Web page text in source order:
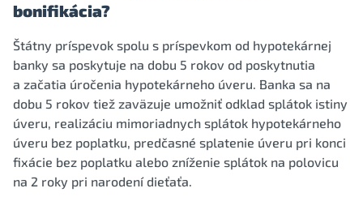
bonifikácia?
Štátny príspevok spolu s príspevkom od hypotekárnej
banky sa poskytuje na dobu 5 rokov od poskytnutia
a začatia úročenia hypotekárneho úveru. Banka sa na
dobu 5 rokov tiež zaväzuje umožniť odklad splátok istiny
úveru, realizáciu mimoriadnych splátok hypotekárneho
úveru bez poplatku, predčasné splatenie úveru pri konci
fixácie bez poplatku alebo zníženie splátok na polovicu
na 2 roky pri narodení dieťaťa.